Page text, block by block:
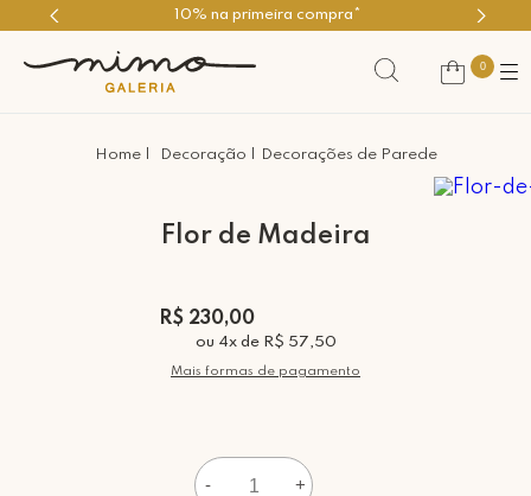
10% na primeira compra*
0
Decoração Decorações de Parede
Flor de Madeira
R$ 230,00
ou 4xde R$ 57,50
Mais formas de pagamento
- +